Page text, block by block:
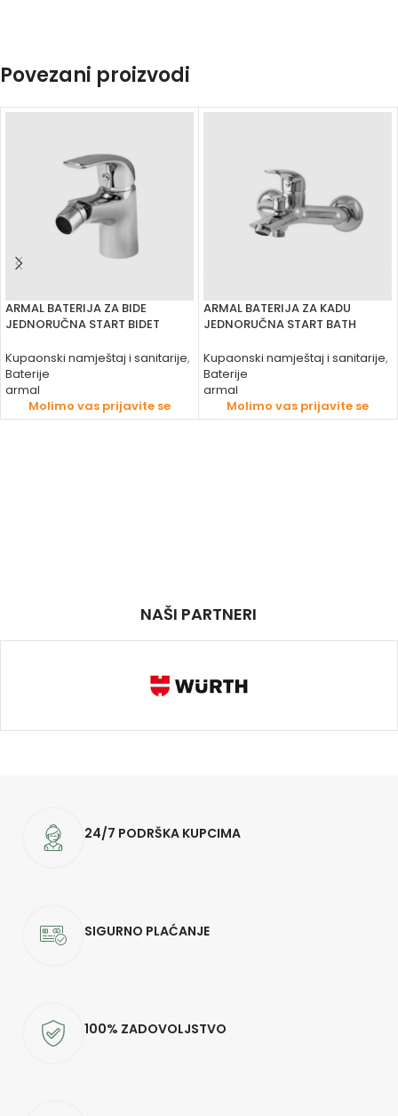
Povezani proizvodi
ARMAL BATERIJA ZA BIDE
JEDNORUČNA START BIDET
Kupaonski namještaj i sanitarije,
Baterije
armal
Molimo vas prijavite se
ARMAL BATERIJA ZA KADU
JEDNORUČNA START BATH
Kupaonski namještaj i sanitarije,
Baterije
armal
Molimo vas prijavite se
NAŠI PARTNERI
24/7 PODRŠKA KUPCIMA
SIGURNO PLAĆANJE
100% ZADOVOLJSTVO